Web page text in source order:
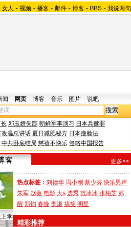
女人 - 视频 - 播客 - 邮件 - 博客 - BBS - 我说两句
闻 网页 博客 音乐 图片 说吧
邓玉娇失踪 朝鲜军事演习 日本兵赎罪
改温总讲话 夏日减肥秘方 日本瘦脸法
中共卧底结局 慈禧不快乐 侵略中国报告
更多>>
学
热点标签： 刘德华 冯小刚 蔡少芬 快乐男声
朱军 赵薇 电影 大s 选秀 范冰冰 张柏芝 苏
醒 郑钧 春晚 李湘 搞笑 明星
精彩推荐